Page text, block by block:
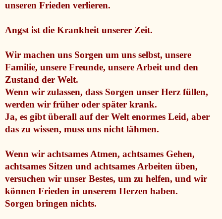
unseren Frieden verlieren.
Angst ist die Krankheit unserer Zeit.
Wir machen uns Sorgen um uns selbst, unsere
Familie, unsere Freunde, unsere Arbeit und den
Zustand der Welt.
Wenn wir zulassen, dass Sorgen unser Herz füllen,
werden wir früher oder später krank.
Ja, es gibt überall auf der Welt enormes Leid, aber
das zu wissen, muss uns nicht lähmen.
Wenn wir achtsames Atmen, achtsames Gehen,
achtsames Sitzen und achtsames Arbeiten üben,
versuchen wir unser Bestes, um zu helfen, und wir
können Frieden in unserem Herzen haben.
Sorgen bringen nichts.